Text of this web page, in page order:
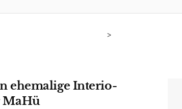
>
ehemalige Interio-
MaHü